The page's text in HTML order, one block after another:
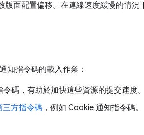
版面配置偏移。在連線速度緩慢的情況
知指令碼的載入作業：
碼，有助於加快這些資源的提交速度。
三方指令碼 ，例如 Cookie 通知指令碼。